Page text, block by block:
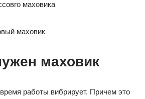
маховика
маховик
маховик
работы вибрирует. Причем это